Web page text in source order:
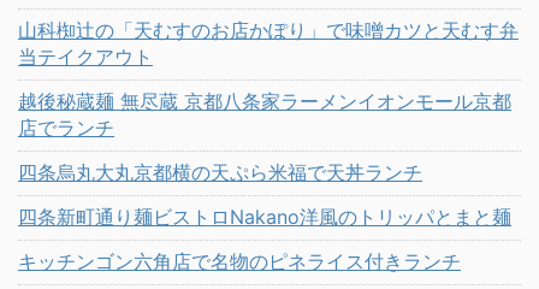
山科椥辻の「天むすのお店かぽり」で味噌カツと天むす弁
当テイクアウト
越後秘蔵麺 無尽蔵 京都八条家ラーメンイオンモール京都
店でランチ
四条烏丸大丸京都横の天ぷら米福で天丼ランチ
四条新町通り麺ビストロNakano洋風のトリッパとまと麺
キッチンゴン六角店で名物のピネライス付きランチ